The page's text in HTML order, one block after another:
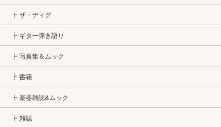
┣ ザ・ディグ
┣ ギター弾き語り
┣ 写真集＆ムック
┣ 書籍
┣ 楽器雑誌&ムック
┣ 雑誌